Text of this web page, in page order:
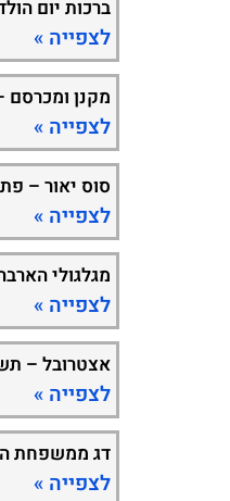
ברכות יום
לצפייה »
מקנן
לצפייה »
סוס יאור –
לצפייה »
מגלגולי
לצפייה »
אצטרובל –
לצפייה »
דג ממשפחת
לצפייה »